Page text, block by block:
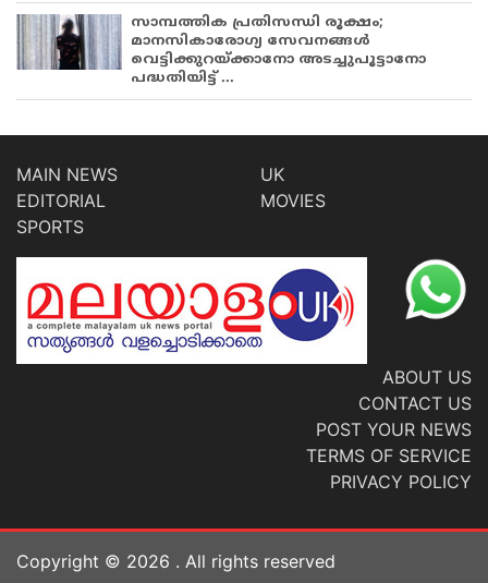
സാമ്പത്തിക പ്രതിസന്ധി രൂക്ഷം;
മാനസികാരോഗ്യ സേവനങ്ങൾ
വെട്ടിക്കുറയ്ക്കാനോ അടച്ചുപൂട്ടാനോ
പദ്ധതിയിട്ട് ...
MAIN NEWS
EDITORIAL
SPORTS
UK
MOVIES
ABOUT US
CONTACT US
POST YOUR NEWS
TERMS OF SERVICE
PRIVACY POLICY
Copyright © 2026 . All rights reserved